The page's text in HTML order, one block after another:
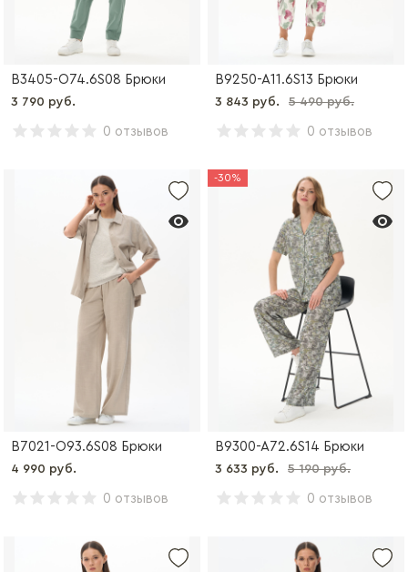
B3405-O74.6S08 Брюки
3 790 руб.
0 отзывов
B9250-A11.6S13 Брюки
3 843 руб. 5 490 руб.
0 отзывов
B7021-O93.6S08 Брюки
4 990 руб.
0 отзывов
-30%
B9300-A72.6S14 Брюки
3 633 руб. 5 190 руб.
0 отзывов